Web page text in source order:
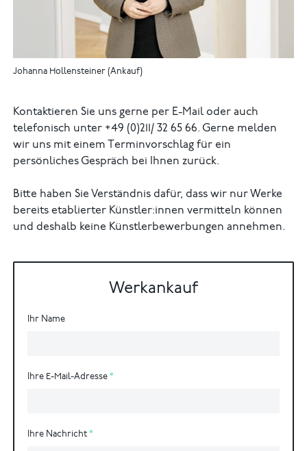
Johanna Hollensteiner (Ankauf)
Kontaktieren Sie uns gerne per E-Mail oder auch
telefonisch unter +49 (0)211/ 32 65 66. Gerne melden
wir uns mit einem Terminvorschlag für ein
persönliches Gespräch bei Ihnen zurück.
Bitte haben Sie Verständnis dafür, dass wir nur Werke
bereits etablierter Künstler:innen vermitteln können
und deshalb keine Künstlerbewerbungen annehmen.
Werkankauf
Ihr Name
Ihre E-Mail-Adresse
Ihre Nachricht